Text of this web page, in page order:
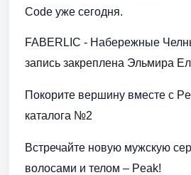
Code уже сегодня.
FABERLIC - Набережные
запись закреплена Эльмира
Покорите вершину вместе с
каталога №2
Встречайте новую мужскую
волосами и телом – Peak!